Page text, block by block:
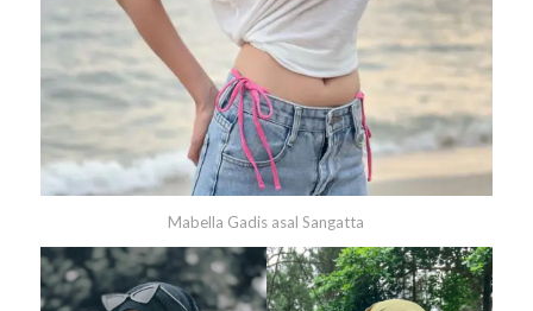
Mabella Gadis asal Sangatta